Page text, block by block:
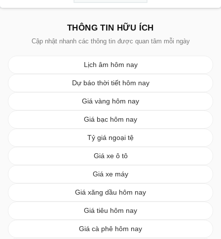
THÔNG TIN HỮU ÍCH
Cập nhật nhanh các thông tin được quan tâm mỗi ngày
Lịch âm hôm nay
Dự báo thời tiết hôm nay
Giá vàng hôm nay
Giá bạc hôm nay
Tỷ giá ngoại tệ
Giá xe ô tô
Giá xe máy
Giá xăng dầu hôm nay
Giá tiêu hôm nay
Giá cà phê hôm nay